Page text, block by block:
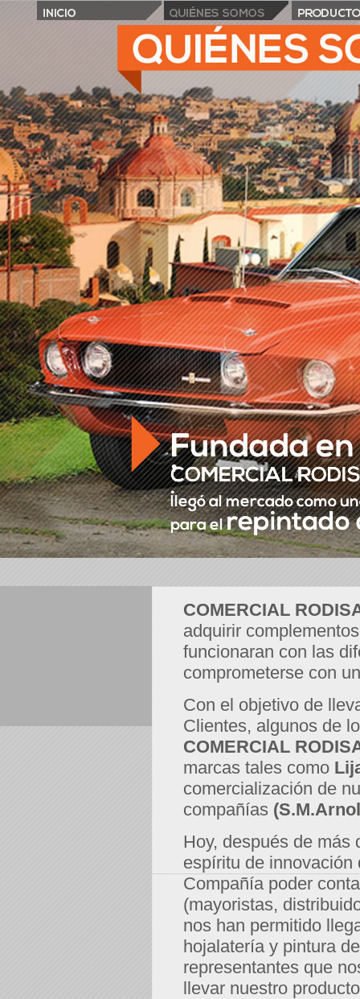
COMERCIAL
adquirir
funcionaran con las
comprometerse con
Con el objetivo de
Clientes, algunos de
COMERCIAL
marcas tales como
comercialización de
compañías
Hoy, después de más
espíritu de innovación
Compañía poder
(mayoristas,
nos han permitido
hojalatería y pintura
representantes que
llevar nuestro